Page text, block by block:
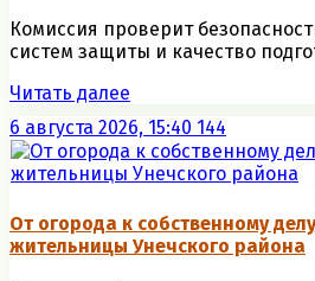
Комиссия проверит
систем защиты и качество
Читать далее
6 августа 2026, 15:40 144
От огорода к собственному
жительницы Унечского района